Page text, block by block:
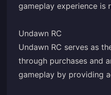
gameplay experience is
Undawn RC
Undawn RC serves as
through purchases and
gameplay by providing